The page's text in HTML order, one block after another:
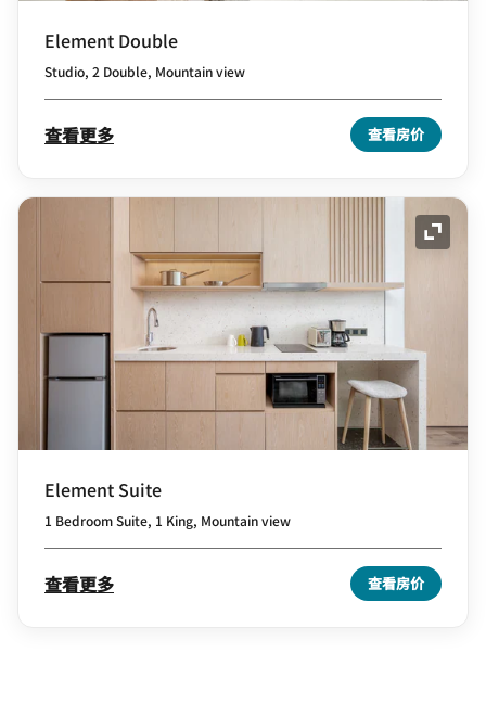
Element Double
Studio, 2 Double, Mountain view
查看更多 查看房价
展开
Element Suite
1 Bedroom Suite, 1 King, Mountain view
查看更多 查看房价